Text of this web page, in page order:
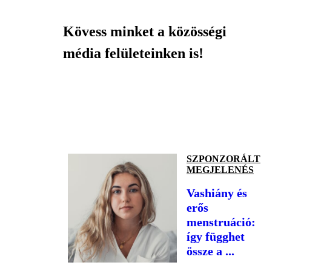
Kövess minket a közösségi
média felületeinken is!
SZPONZORÁLT
MEGJELENÉS
Vashiány és
erős
menstruáció:
így függhet
össze a ...